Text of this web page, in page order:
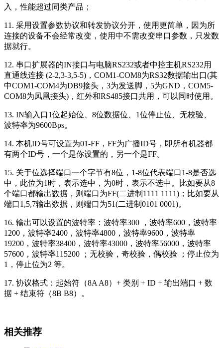
入，性能超过同类产品；
11. 采用设置参数协议和转发协议分开，使用更简单，因为所
连接的设备不会经常改变，使用中不需改变串口参数，只发数
据就行。
12. 串口扩展器的IN接口与电脑RS232或者中控主机RS232用
直通线连接 (2-2,3-3,5-5)，COM1-COM8为RS32数据输出口(其
中COM1-COM4为DB9接头，3为发送脚，5为GND，COM5-
COM8为凤凰接头)，红外和RS485接口共用，可以同时使用。
13. IN输入口1位起始位、8位数据位、1位停止位、无校验、
波特率为9600Bps。
14. 本机ID号可设置为01-FF，FF为广播ID号，即所有机器都
有两个ID号，一个是你设置的，另一个是FF。
15. 关于位选择端口一个字节有8位，1-8位代表端口1-8是否选
中，此位为1时，表示选中，为0时，表示不选中。比如要从8
个端口都输出数据，则端口为FF(二进制1111 1111)；比如要从
端口1,5,7输出数据，则端口为51(二进制0101 0001)。
16. 输出可以设置的波特率：波特率300 ，波特率600，波特率
1200，波特率2400，波特率4800，波特率9600，波特率
19200，波特率38400，波特率43000，波特率56000，波特率
57600，波特率115200 ；无校验，奇校验，偶校验 ；停止位为
1，停止位为2 等。
17. 协议格式：起始符（8A A8）+ 类别 + ID + 输出端口 + 数
据 + 结束符（8B B8）。
相关推荐